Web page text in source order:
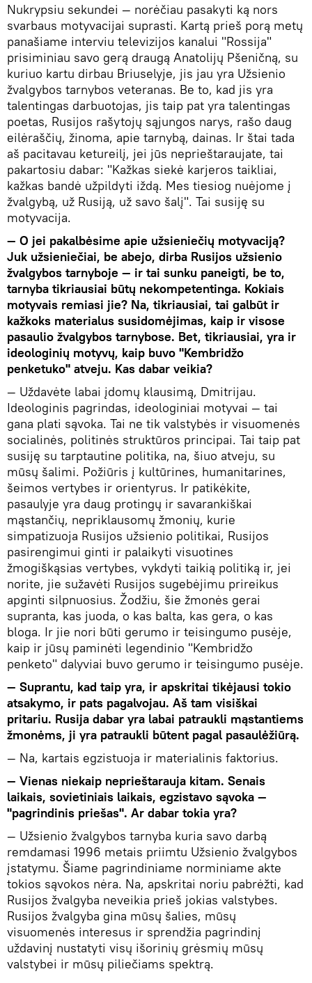
Nukrypsiu sekundei — norėčiau pasakyti ką nors
svarbaus motyvacijai suprasti. Kartą prieš porą metų
panašiame interviu televizijos kanalui "Rossija"
prisiminiau savo gerą draugą Anatolijų Pšeničną, su
kuriuo kartu dirbau Briuselyje, jis jau yra Užsienio
žvalgybos tarnybos veteranas. Be to, kad jis yra
talentingas darbuotojas, jis taip pat yra talentingas
poetas, Rusijos rašytojų sąjungos narys, rašo daug
eilėraščių, žinoma, apie tarnybą, dainas. Ir štai tada
aš pacitavau ketureilį, jei jūs neprieštaraujate, tai
pakartosiu dabar: "Kažkas siekė karjeros taikliai,
kažkas bandė užpildyti iždą. Mes tiesiog nuėjome į
žvalgybą, už Rusiją, už savo šalį". Tai susiję su
motyvacija.
— O jei pakalbėsime apie užsieniečių motyvaciją?
Juk užsieniečiai, be abejo, dirba Rusijos užsienio
žvalgybos tarnyboje — ir tai sunku paneigti, be to,
tarnyba tikriausiai būtų nekompetentinga. Kokiais
motyvais remiasi jie? Na, tikriausiai, tai galbūt ir
kažkoks materialus susidomėjimas, kaip ir visose
pasaulio žvalgybos tarnybose. Bet, tikriausiai, yra ir
ideologinių motyvų, kaip buvo "Kembridžo
penketuko" atveju. Kas dabar veikia?
— Uždavėte labai įdomų klausimą, Dmitrijau.
Ideologinis pagrindas, ideologiniai motyvai — tai
gana plati sąvoka. Tai ne tik valstybės ir visuomenės
socialinės, politinės struktūros principai. Tai taip pat
susiję su tarptautine politika, na, šiuo atveju, su
mūsų šalimi. Požiūris į kultūrines, humanitarines,
šeimos vertybes ir orientyrus. Ir patikėkite,
pasaulyje yra daug protingų ir savarankiškai
mąstančių, nepriklausomų žmonių, kurie
simpatizuoja Rusijos užsienio politikai, Rusijos
pasirengimui ginti ir palaikyti visuotines
žmogiškąsias vertybes, vykdyti taikią politiką ir, jei
norite, jie sužavėti Rusijos sugebėjimu prireikus
apginti silpnuosius. Žodžiu, šie žmonės gerai
supranta, kas juoda, o kas balta, kas gera, o kas
bloga. Ir jie nori būti gerumo ir teisingumo pusėje,
kaip ir jūsų paminėti legendinio "Kembridžo
penketo" dalyviai buvo gerumo ir teisingumo pusėje.
— Suprantu, kad taip yra, ir apskritai tikėjausi tokio
atsakymo, ir pats pagalvojau. Aš tam visiškai
pritariu. Rusija dabar yra labai patraukli mąstantiems
žmonėms, ji yra patraukli būtent pagal pasaulėžiūrą.
— Na, kartais egzistuoja ir materialinis faktorius.
— Vienas niekaip neprieštarauja kitam. Senais
laikais, sovietiniais laikais, egzistavo sąvoka —
"pagrindinis priešas". Ar dabar tokia yra?
— Užsienio žvalgybos tarnyba kuria savo darbą
remdamasi 1996 metais priimtu Užsienio žvalgybos
įstatymu. Šiame pagrindiniame norminiame akte
tokios sąvokos nėra. Na, apskritai noriu pabrėžti, kad
Rusijos žvalgyba neveikia prieš jokias valstybes.
Rusijos žvalgyba gina mūsų šalies, mūsų
visuomenės interesus ir sprendžia pagrindinį
uždavinį nustatyti visų išorinių grėsmių mūsų
valstybei ir mūsų piliečiams spektrą.